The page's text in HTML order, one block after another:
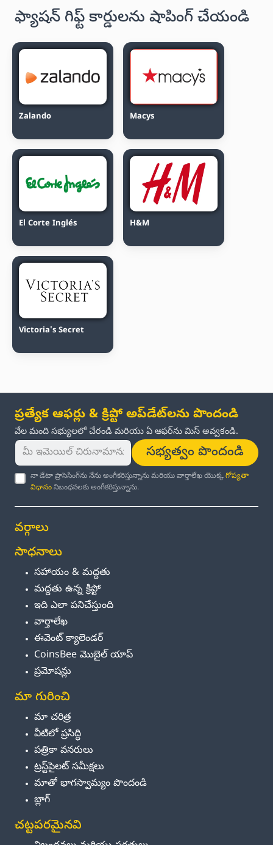
ఫ్యాషన్ గిఫ్ట్ కార్డులను షాపింగ్ చేయండి
Zalando Macys
El Corte Inglés H&M
Victoria's Secret
ప్రత్యేక ఆఫర్లు & క్రిప్టో అప్‌డేట్‌లను పొందండి
వేల మంది సభ్యులలో చేరండి మరియు ఏ ఆఫర్‌ను మిస్ అవ్వకండి.
సభ్యత్వం పొందండి
నా డేటా ప్రాసెసింగ్‌ను నేను అంగీకరిస్తున్నాను మరియు వార్తాలేఖ యొక్కగోప్యతా
విధానంనిబంధనలకు అంగీకరిస్తున్నాను.
వర్గాలు
సాధనాలు
సహాయం & మద్దతు
మద్దతు ఉన్న క్రిప్టో
ఇది ఎలా పనిచేస్తుంది
వార్తాలేఖ
ఈవెంట్ క్యాలెండర్
CoinsBee మొబైల్ యాప్
ప్రమోషన్లు
మా గురించి
మా చరిత్ర
వీటిలో ప్రసిద్ధి
పత్రికా వనరులు
ట్రస్ట్‌పైలట్ సమీక్షలు
మాతో భాగస్వామ్యం పొందండి
బ్లాగ్
చట్టపరమైనవి